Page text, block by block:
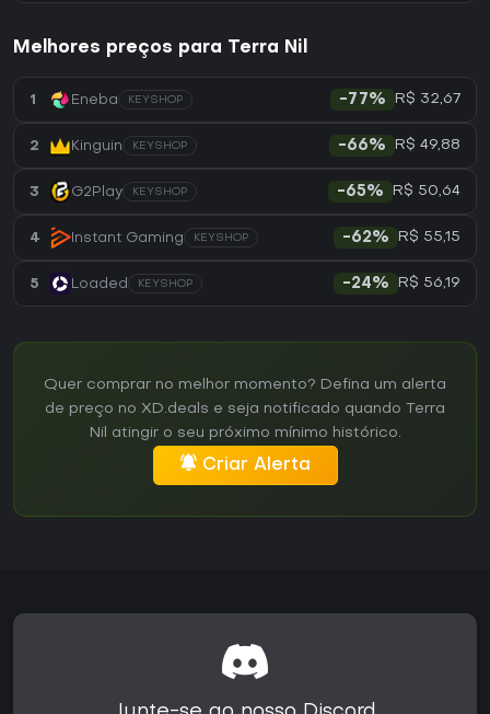
Melhores preços para Terra Nil
1 Eneba KEYSHOP -77% R$ 32,67
2 Kinguin KEYSHOP -66% R$ 49,88
3 G2Play KEYSHOP -65% R$ 50,64
4 Instant Gaming KEYSHOP -62% R$ 55,15
5 Loaded KEYSHOP -24% R$ 56,19
Quer comprar no melhor momento? Defina um alerta
de preço no XD.deals e seja notificado quando Terra
Nil atingir o seu próximo mínimo histórico.
Criar Alerta